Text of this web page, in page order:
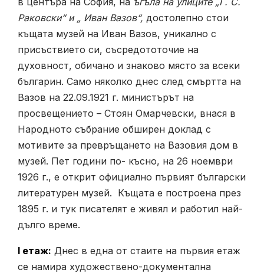
Раковски“ и „ Иван Вазов“, достолепно стои
къщата музей на Иван Вазов, уникално с
присъствието си, съсредототочие на
духовност, обичано и знаково място за всеки
българин. Само няколко днес след смъртта на
Вазов на 22.09.1921 г. министърът на
просвещението – Стоян Омарчевски, внася в
Народното събрание обширен доклад с
мотивите за превръщането на Вазовия дом в
музей. Пет години по- късно, на 26 ноември
1926 г., е открит официално първият български
литературен музей. Къщата е построена през
1895 г. и тук писателят е живял и работил най-
дълго време.
I етаж: Днес в една от стаите на първия етаж
се намира художествено-документална